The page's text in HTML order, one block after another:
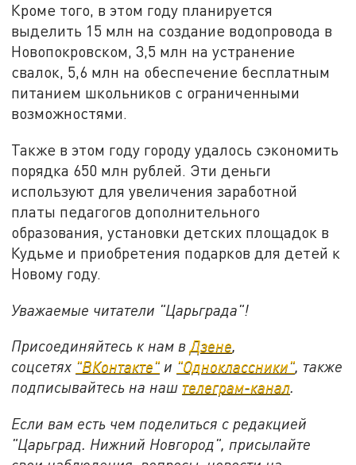
Кроме того, в этом году планируется
выделить 15 млн на создание водопровода в
Новопокровском, 3,5 млн на устранение
свалок, 5,6 млн на обеспечение бесплатным
питанием школьников с ограниченными
возможностями.
Также в этом году городу удалось сэкономить
порядка 650 млн рублей. Эти деньги
используют для увеличения заработной
платы педагогов дополнительного
образования, установки детских площадок в
Кудьме и приобретения подарков для детей к
Новому году.
Уважаемые читатели "Царьграда"!
Присоединяйтесь к нам вДзене,
соцсетях "ВКонтакте" и "Одноклассники", также
подписывайтесь на наш телеграм-канал.
Если вам есть чем поделиться с редакцией
"Царьград. Нижний Новгород", присылайте